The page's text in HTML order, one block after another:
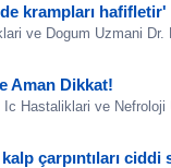
krampları hafifletir'
ve Dogum Uzmani Dr.
Aman Dikkat!
Hastaliklari ve Nefroloji
çarpıntıları